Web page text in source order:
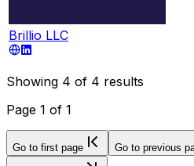
Brillio LLC
Showing 4 of 4 results
Page 1 of 1
Go to first page Go to previous